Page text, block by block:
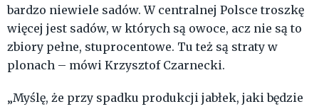
bardzo niewiele sadów. W centralnej Polsce troszkę
więcej jest sadów, w których są owoce, acz nie są to
zbiory pełne, stuprocentowe. Tu też są straty w
plonach – mówi Krzysztof Czarnecki.
„Myślę, że przy spadku produkcji jabłek, jaki będzie